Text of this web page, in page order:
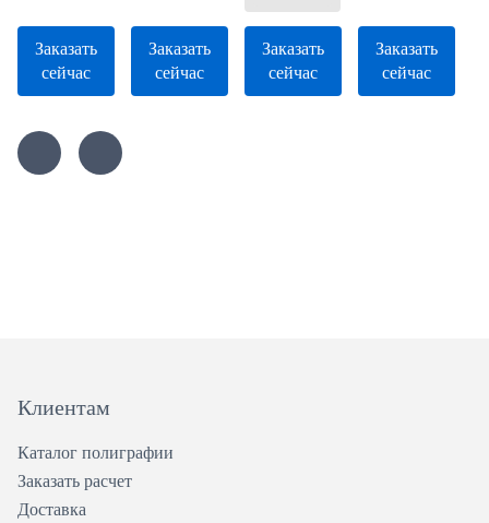
Заказать
сейчас
Заказать
сейчас
Заказать
сейчас
Заказать
сейчас
Клиентам
Каталог полиграфии
Заказать расчет
Доставка